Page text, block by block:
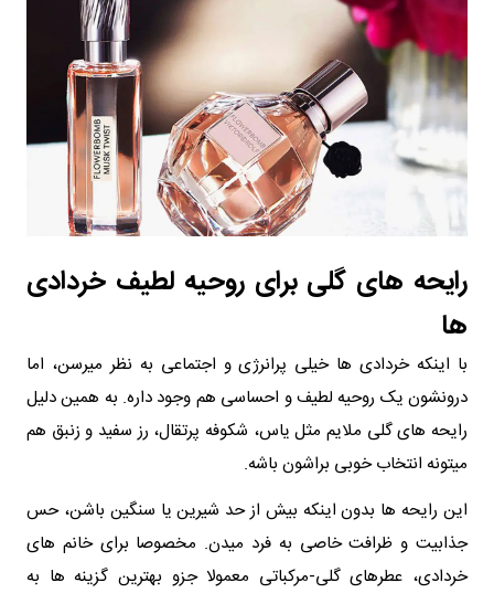
رایحه های گلی برای روحیه لطیف خردادی
ها
با اینکه خردادی ها خیلی پرانرژی و اجتماعی به نظر میرسن، اما
درونشون یک روحیه لطیف و احساسی هم وجود داره. به همین دلیل
رایحه های گلی ملایم مثل یاس، شکوفه پرتقال، رز سفید و زنبق هم
میتونه انتخاب خوبی براشون باشه.
این رایحه ها بدون اینکه بیش از حد شیرین یا سنگین باشن، حس
جذابیت و ظرافت خاصی به فرد میدن. مخصوصا برای خانم های
خردادی، عطرهای گلی-مرکباتی معمولا جزو بهترین گزینه ها به